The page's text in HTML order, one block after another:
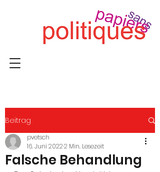
Beitrag
Falsche Behandlung
pvetsch
16. Juni 20222 Min. Lesezeit